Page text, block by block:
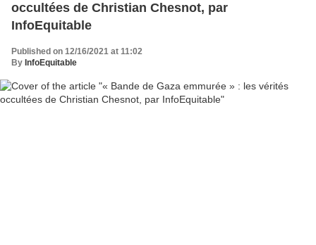
occultées de Christian Chesnot, par
InfoEquitable
Published on 12/16/2021 at 11:02
By InfoEquitable